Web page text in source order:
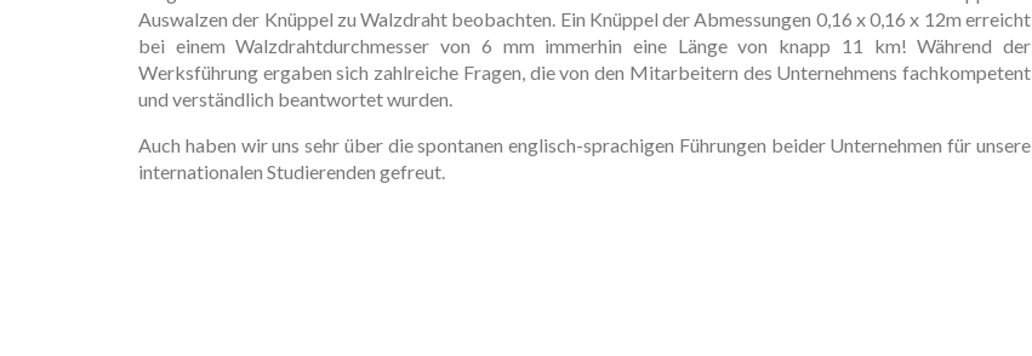
Auswalzen der Knüppel zu Walzdraht beobachten. Ein Knüppel der Abmessungen 0,16 x 0,16 x 12m erreicht
bei einem Walzdrahtdurchmesser von 6 mm immerhin eine Länge von knapp 11 km! Während der
Werksführung ergaben sich zahlreiche Fragen, die von den Mitarbeitern des Unternehmens fachkompetent
und verständlich beantwortet wurden.
Auch haben wir uns sehr über die spontanen englisch-sprachigen Führungen beider Unternehmen für unsere
internationalen Studierenden gefreut.